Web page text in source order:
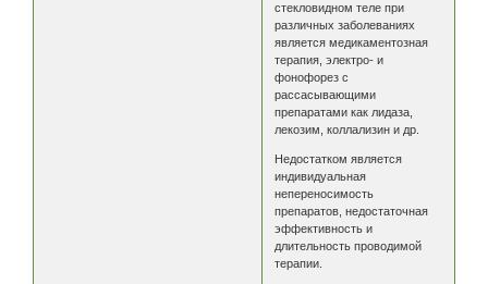
стекловидном теле при
различных заболеваниях
является медикаментозная
терапия, электро- и
фонофорез с
рассасывающими
препаратами как лидаза,
лекозим, коллализин и др.
Недостатком является
индивидуальная
непереносимость
препаратов, недостаточная
эффективность и
длительность проводимой
терапии.